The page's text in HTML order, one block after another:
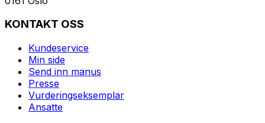
KONTAKT OSS
Kundeservice
Min side
Send inn manus
Presse
Vurderingseksemplar
Ansatte